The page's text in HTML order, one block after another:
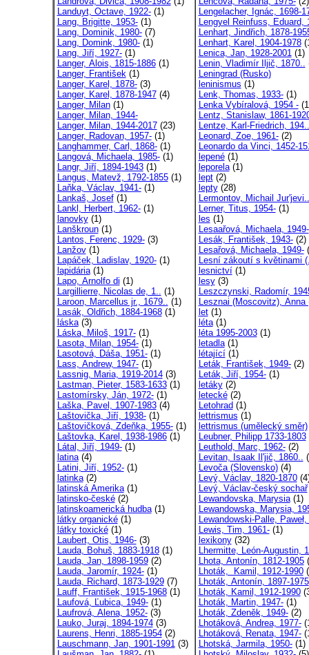
Landuyt, Octave, 1922-(1)
Lang, Brigitte, 1953-(1)
Lang, Dominik, 1980-(7)
Lang, Domink, 1980-(1)
Lang, Jiří, 1927-(1)
Langer, Alois, 1815-1886(1)
Langer, František(1)
Langer, Karel, 1878-(3)
Langer, Karel, 1878-1947(4)
Langer, Milan(1)
Langer, Milan, 1944-
Langer, Milan, 1944-2017(23)
Langer, Radovan, 1957-(1)
Langhammer, Carl, 1868-(1)
Langová, Michaela, 1985-(1)
Langr, Jiří, 1894-1943(1)
Langus, Matevž, 1792-1855(1)
Laňka, Václav, 1941-(1)
Lankaš, Josef(1)
Lankl, Herbert, 1962-(1)
lanovky(1)
Lanškroun(1)
Lantos, Ferenc, 1929-(3)
Lanžov(1)
Lapáček, Ladislav, 1920-(1)
lapidária(1)
Lapo, Arnolfo di (1)
Largillierre, Nicolas de, 1.. (1)
Laroon, Marcellus jr., 1679.. (1)
Lasák, Oldřich, 1884-1968(1)
láska(3)
Láska, Miloš, 1917-(1)
Lasota, Milan, 1954-(1)
Lasotová, Dáša, 1951-(1)
Lass, Andrew, 1947-(1)
Lassnig, Maria, 1919-2014(3)
Lastman, Pieter, 1583-1633(1)
Lastomírsky, Ján, 1972-(1)
Laška, Pavel, 1907-1983(4)
Laštovička, Jiří, 1938-(1)
Laštovičková, Zdeňka, 1955-(1)
Laštovka, Karel, 1938-1986(1)
Látal, Jiří, 1949-(1)
latina(4)
Latini, Jiří, 1952-(1)
latinka(2)
latinská Amerika(1)
latinsko-české(2)
latinskoamerická hudba(1)
látky organické(1)
látky toxické(1)
Laubert, Otis, 1946-(3)
Lauda, Bohuš, 1883-1918(1)
Lauda, Jan, 1898-1959(2)
Lauda, Jaromír, 1924-(1)
Lauda, Richard, 1873-1929(7)
Lauff, František, 1915-1968(1)
Laufová, Ľubica, 1949-(1)
Laufrová, Alena, 1952-(3)
Lauko, Juraj, 1894-1974(3)
Laurens, Henri, 1885-1954(2)
Lauschmann, Jan, 1901-1991(3)
Lengelacher, Ignác, 1698-
Lengyel Reinfuss, Eduard,
Lenhart, Jindřich, 1878-
Lenhart, Karel, 1904-1978
Lenica, Jan, 1928-2001(1)
Lenin, Vladimír Iljič, 1870..
Leningrad (Rusko)
leninismus (1)
Lenk, Thomas, 1933-(1)
Lenka Vybíralová, 1954 -
Lentz, Stanislaw, 1861-
Lentze, Karl-Friedrich, 194..
Leonard, Zoe, 1961-(2)
Leonardo da Vinci, 1452-
lepené(1)
leporela(1)
lept(2)
lepty(28)
Lermontov, Michail Jur'jevi..
Lerner, Titus, 1954-(1)
les (1)
Lesaařová, Michaela, 1949-
Lesák, František, 1943-(2)
Lesařová, Michaela, 1949-
Lesní zákoutí s květinami
lesnictví(1)
lesy(3)
Leszczynski, Radomír,
Lesznai (Moscovitz), Anna
let(1)
léta(1)
léta 1995-2003(1)
letadla(1)
létající(1)
Leták, František, 1949-(2)
Leták, Jiří, 1954-(1)
letáky(2)
letecké(2)
Letohrad (1)
lettrismus (1)
lettrismus (umělecký směr)
Leubner, Philipp 1733-1803
Leuthold, Marc, 1962-(2)
Levitan, Isaak Il'jič, 1860..
Levoča (Slovensko)(4)
Levý, Václav, 1820-1870
Levý, Václav-český sochař
Lewandovska, Marysia(1)
Lewandowska, Marysia,
Lewandowski-Palle,
Lewis, Tim, 1961-(1)
lexikony(32)
Lhermitte, León-Augustin,
Lhota, Antonín, 1812-1905
Lhoták, Kamil, 1912-1990
Lhoták, Antonín, 1897-1975
Lhoták, Kamil, 1912-1990
Lhoták, Martin, 1947-(1)
Lhoták, Zdeněk, 1949-(2)
Lhotáková, Andrea, 1977-
Lhotáková, Renata, 1947-
Lhotská, Jarmila, 1950-(1)